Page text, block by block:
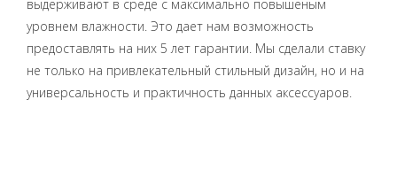
выдерживают в среде с максимально повышеным
уровнем влажности. Это дает нам возможность
предоставлять на них 5 лет гарантии. Мы сделали ставку
не только на привлекательный стильный дизайн, но и на
универсальность и практичность данных аксессуаров.